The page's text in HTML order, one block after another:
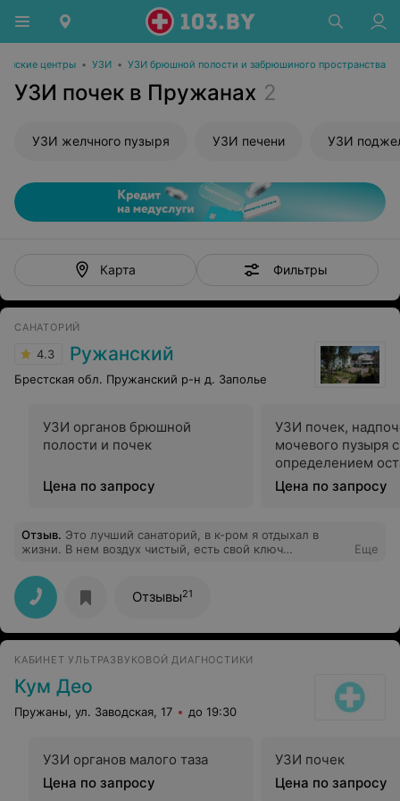
центры • УЗИ • УЗИ брюшной полости и забрюшиного пространства
УЗИ почек в Пружанах 2
УЗИ желчного пузыря УЗИ печени УЗИ
Карта Фильтры
САНАТОРИЙ
4.3 Ружанский
Брестская обл. Пружанский р-н д. Заполье
УЗИ органов брюшной
полости и почек
Цена по запросу
УЗИ почек,
мочевого пузыря с
определением
мочи
Цена по запросу
Отзыв. Это лучший санаторий, в к-ром я отдыхал в
жизни. В нем воздух чистый, есть свой ключ
стаей лебедей, мангалы с беседками, игровые
площадки как в кино, современная мощная лечебная
аппаратура и красивые бассейны и сауны. Питание там
вкусное, порции как на здоровяка, закуски, первое и
десерт берём с раздач сами, если не хватит - добавят
ржаного хлеба; нужно раздвинуть 8-и местные столы.
Корпуса 4 и 5 блистают, как в Барвихе, в них сервис.
Просторные номера с застекленными балконами. В
корпусе 5 не хватает люстр в комнатах, в 4-м сумку
только на балкон. Культурный и вежливый персонал
нужно, чтобы успевали потанцевать под заказанное
публикой. Очень интересный "День ухи". Будет лучше,
если починят неработающие фонари в сквере, пустят
Еще
Отзывы21
КАБИНЕТ УЛЬТРАЗВУКОВОЙ ДИАГНОСТИКИ
Кум Део
Пружаны, ул. Заводская, 17 до 19:30
УЗИ органов малого таза
Цена по запросу
УЗИ почек
Цена по запросу